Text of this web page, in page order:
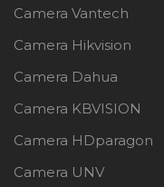
Camera Vantech
Camera Hikvision
Camera Dahua
Camera KBVISION
Camera HDparagon
Camera UNV